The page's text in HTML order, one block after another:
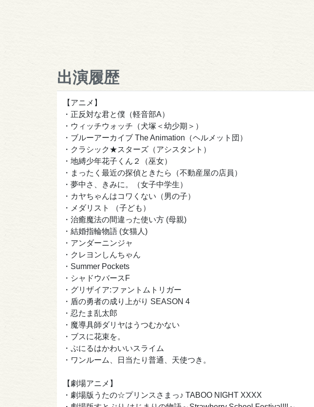
出演履歴
【アニメ】
・正反対な君と僕（軽音部A）
・ウィッチウォッチ（犬塚＜幼少期＞）
・ブルーアーカイブ The Animation（ヘルメット団）
・クラシック★スターズ（アシスタント）
・地縛少年花子くん２（巫女）
・まったく最近の探偵ときたら（不動産屋の店員）
・夢中さ、きみに。（女子中学生）
・カヤちゃんはコワくない（男の子）
・メダリスト （子ども）
・治癒魔法の間違った使い方 (母親)
・結婚指輪物語 (女猫人)
・アンダーニンジャ
・クレヨンしんちゃん
・Summer Pockets
・シャドウバースF
・グリザイア:ファントムトリガー
・盾の勇者の成り上がり SEASON 4
・忍たま乱太郎
・魔導具師ダリヤはうつむかない
・ブスに花束を。
・ぷにるはかわいいスライム
・ワンルーム、日当たり普通、天使つき。
【劇場アニメ】
・劇場版うたの☆プリンスさまっ♪ TABOO NIGHT XXXX